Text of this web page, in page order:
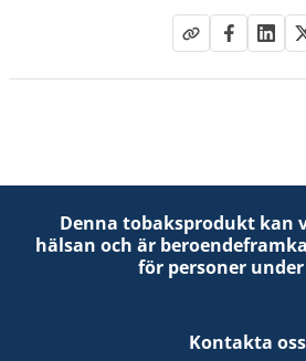
Denna tobaksprodukt kan
hälsan och är
för personer under
Kontakta oss